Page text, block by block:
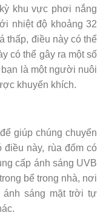
khu vực phơi nắng
nhiệt độ khoảng 32
thấp, điều này có thể
có thể gây ra một số
là một người nuôi
khuyến khích.
giúp chúng chuyển
điều này, rùa đốm có
cấp ánh sáng UVB
bể trong nhà, nơi
ánh sáng mặt trời tự